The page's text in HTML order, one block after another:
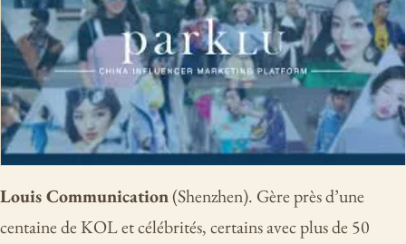
Louis Communication(Shenzhen). Gère près d’une
centaine de KOL et célébrités, certains avec plus de 50